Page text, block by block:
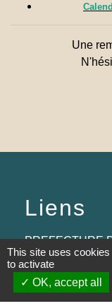
Une
Liens
PREFECTURE
LOIRE
RÉGION
FRANCHE-
This site uses
to activate
OK, accept all